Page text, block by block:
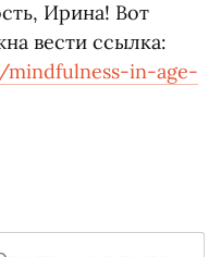
Ирина! Вот
вести ссылка:
in-age-